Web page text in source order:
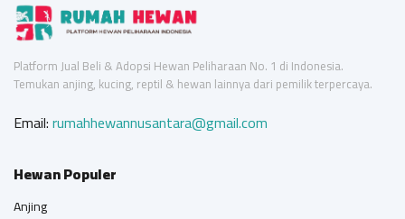
Platform Jual Beli & Adopsi Hewan Peliharaan No. 1 di Indonesia.
Temukan anjing, kucing, reptil & hewan lainnya dari pemilik terpercaya.
Email:rumahhewannusantara@gmail.com
Hewan Populer
Anjing